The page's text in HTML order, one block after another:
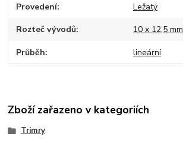
Provedení Ležatý
Rozteč vývodů 10 x 12,5 mm
Průběh lineární
Zboží zařazeno v kategoriích
Trimry